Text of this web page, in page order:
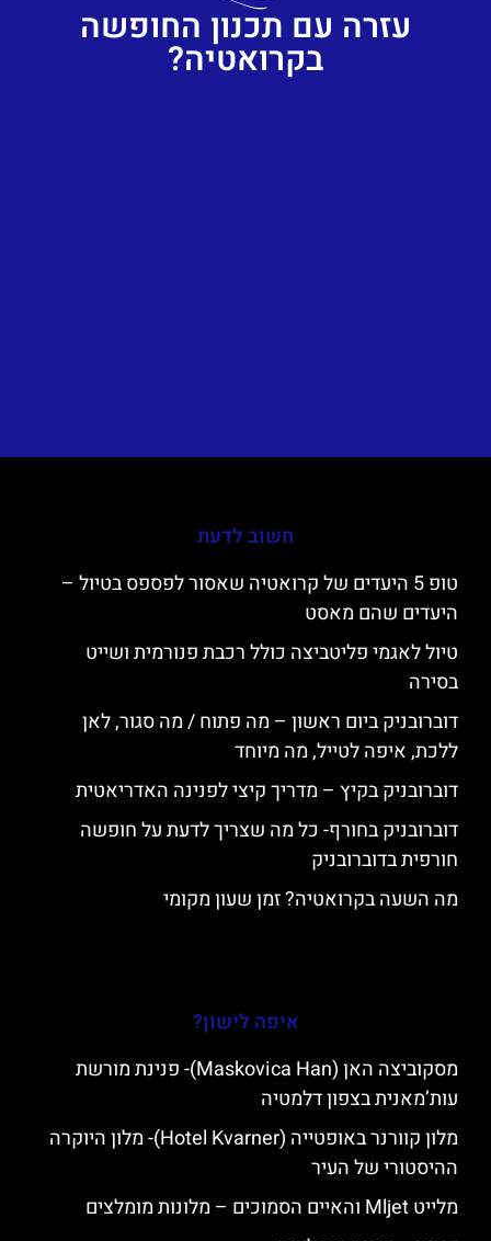
עזרה עם תכנון החופשה
בקרואטיה?
חשוב לדעת
טופ 5 היעדים של קרואטיה שאסור לפספס בטיול –
היעדים שהם מאסט
טיול לאגמי פליטביצה כולל רכבת פנורמית ושייט
בסירה
דוברובניק ביום ראשון – מה פתוח / מה סגור, לאן
ללכת, איפה לטייל, מה מיוחד
דוברובניק בקיץ – מדריך קיצי לפנינה האדריאטית
דוברובניק בחורף- כל מה שצריך לדעת על חופשה
חורפית בדוברובניק
מה השעה בקרואטיה? זמן שעון מקומי
איפה לישון?
מסקוביצה האן (Maskovica Han)- פנינת מורשת
עות’מאנית בצפון דלמטיה
מלון קוורנר באופטייה (Hotel Kvarner)- מלון היוקרה
ההיסטורי של העיר
מלייט Mljet והאיים הסמוכים – מלונות מומלצים